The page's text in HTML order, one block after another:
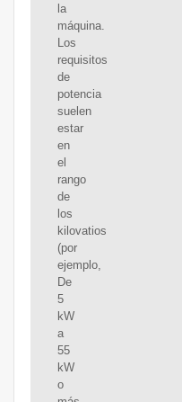
la
máquina.
Los
requisitos
de
potencia
suelen
estar
en
el
rango
de
los
kilovatios
(por
ejemplo,
De
5
kW
a
55
kW
o